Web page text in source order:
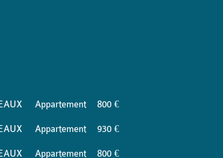
Appartement 800 €
Appartement 930 €
Appartement 800 €